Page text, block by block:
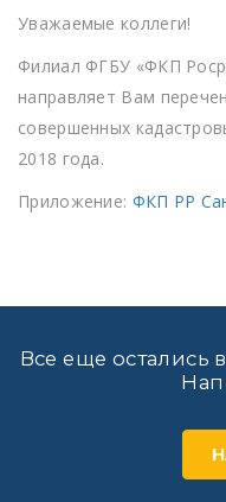
Уважаемые коллеги!
Филиал ФГБУ «ФКП
направляет Вам
совершенных
2018 года.
Приложение: ФКП РР
Все еще остались